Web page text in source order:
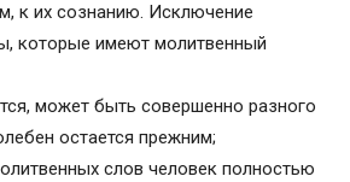
к их сознанию. Исключение
которые имеют молитвенный
может быть совершенно разного
остается прежним;
слов человек полностью